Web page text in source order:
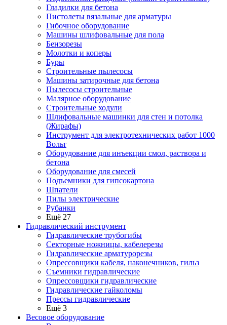
Гладилки для бетона
Пистолеты вязальные для арматуры
Гибочное оборудование
Машины шлифовальные для пола
Бензорезы
Молотки и коперы
Буры
Строительные пылесосы
Машины затирочные для бетона
Пылесосы строительные
Малярное оборудование
Строительные ходули
Шлифовальные машинки для стен и потолка
(Жирафы)
Инструмент для электротехнических работ 1000
Вольт
Оборудование для инъекции смол, раствора и
бетона
Оборудование для смесей
Подъемники для гипсокартона
Шпатели
Пилы электрические
Рубанки
Ещё 27
Гидравлический инструмент
Гидравлические трубогибы
Секторные ножницы, кабелерезы
Гидравлические арматурорезы
Опрессовщики кабеля, наконечников, гильз
Съемники гидравлические
Опрессовщики гидравлические
Гидравлические гайколомы
Прессы гидравлические
Ещё 3
Весовое оборудование